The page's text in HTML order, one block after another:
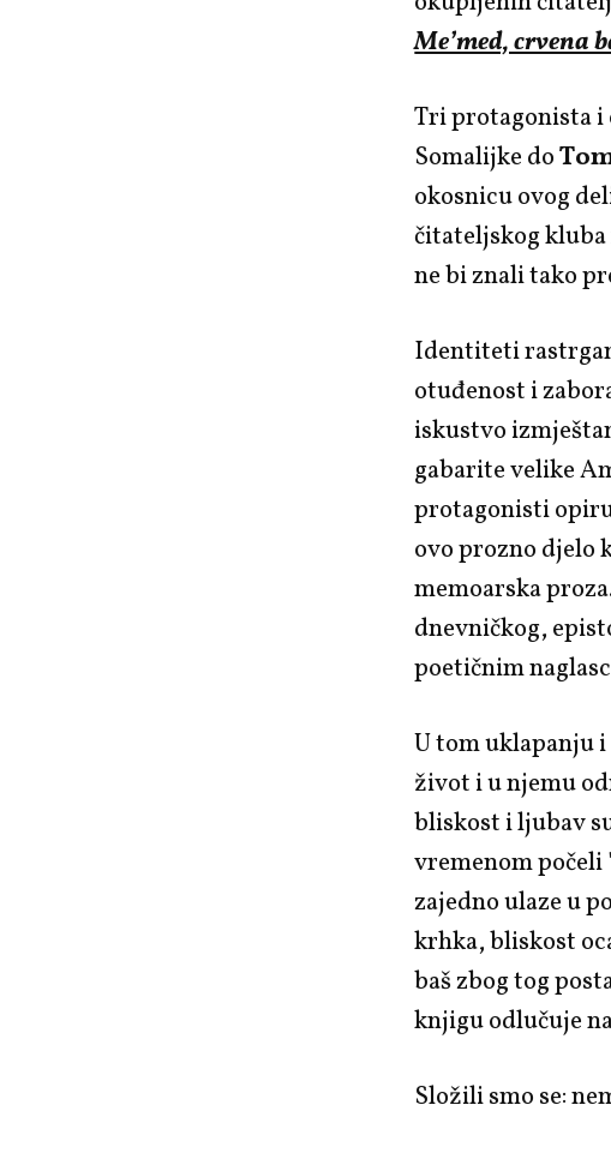
Me’med, crvena
Tri protagonista i
Somalijke do
okosnicu ovog
čitateljskog kluba
ne bi znali tako
Identiteti
otuđenost i
iskustvo
gabarite velike
protagonisti
ovo prozno djelo
memoarska
dnevničkog,
poetičnim
U tom uklapanju
život i u njemu
bliskost i ljubav
vremenom
zajedno ulaze u
krhka, bliskost
baš zbog tog
knjigu odlučuje
Složili smo se: